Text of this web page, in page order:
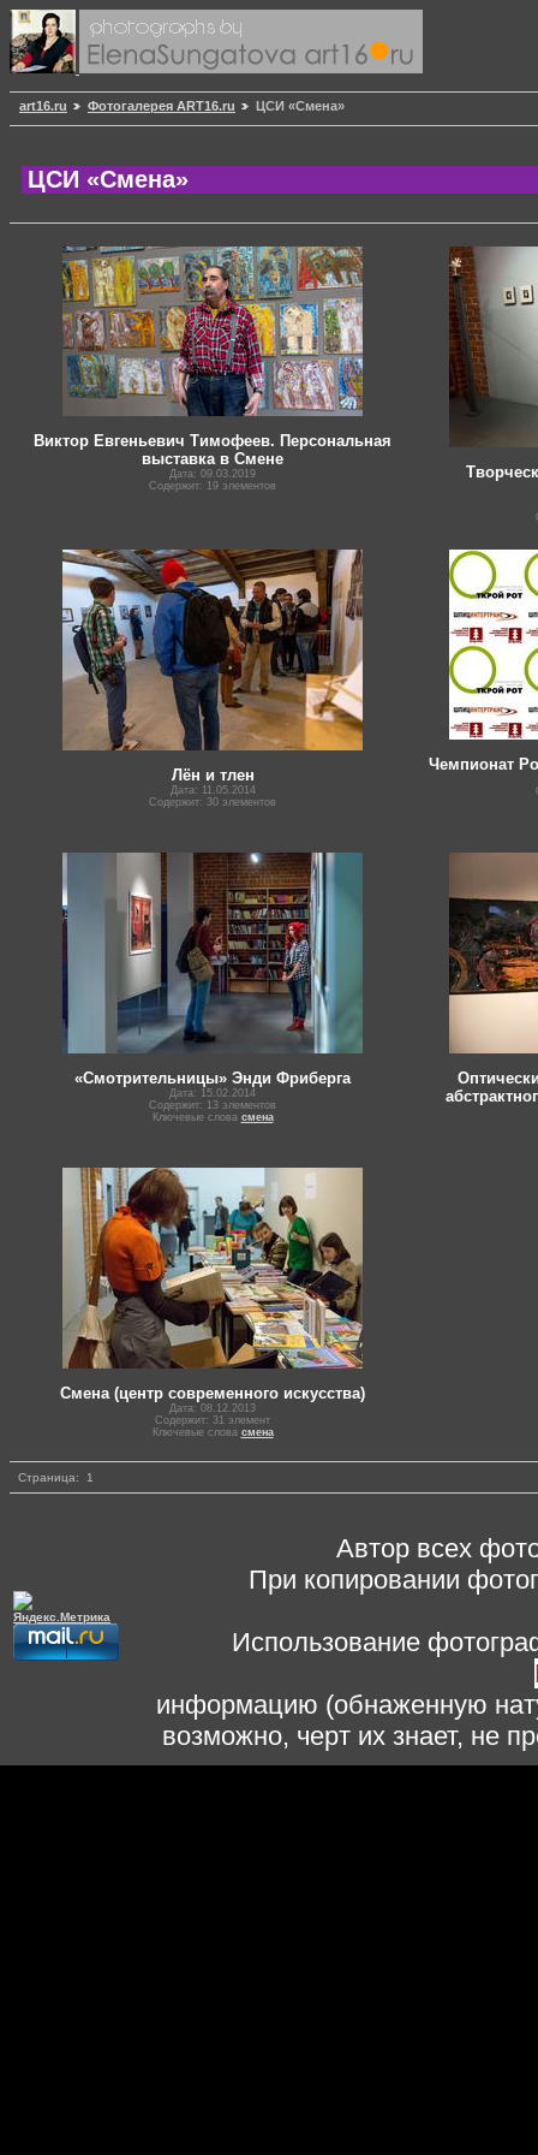
art16.ru Фотогалерея ART16.ru ЦСИ «Смена»
ЦСИ «Смена»
Виктор Евгеньевич Тимофеев. Персональная
выставка в Смене
Дата: 09.03.2019
Содержит: 19 элементов
Лён и тлен
Дата: 11.05.2014
Содержит: 30 элементов
Чемпионат
«Смотрительницы» Энди Фриберга
Дата: 15.02.2014
Содержит: 13 элементов
Ключевые слова смена
Смена (центр современного искусства)
Дата: 08.12.2013
Содержит: 31 элемент
Ключевые слова смена
Страница: 1
Автор всех
При копировании
Использование
информацию (обнаженную
возможно, черт их знает, не